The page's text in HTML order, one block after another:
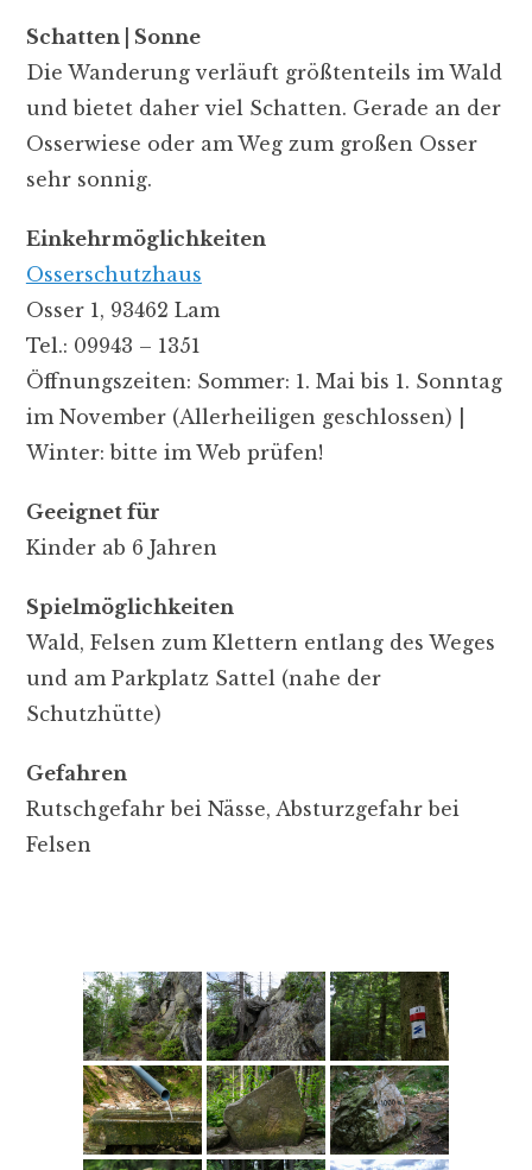
Schatten | Sonne
Die Wanderung verläuft größtenteils im Wald
und bietet daher viel Schatten. Gerade an der
Osserwiese oder am Weg zum großen Osser
sehr sonnig.
Einkehrmöglichkeiten
Osserschutzhaus
Osser 1, 93462 Lam
Tel.: 09943 – 1351
Öffnungszeiten: Sommer: 1. Mai bis 1. Sonntag
im November (Allerheiligen geschlossen) |
Winter: bitte im Web prüfen!
Geeignet für
Kinder ab 6 Jahren
Spielmöglichkeiten
Wald, Felsen zum Klettern entlang des Weges
und am Parkplatz Sattel (nahe der
Schutzhütte)
Gefahren
Rutschgefahr bei Nässe, Absturzgefahr bei
Felsen